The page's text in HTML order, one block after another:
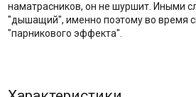
наматрасников, он не шуршит. Иными
"дышащий", именно поэтому во время
"парникового эффекта".